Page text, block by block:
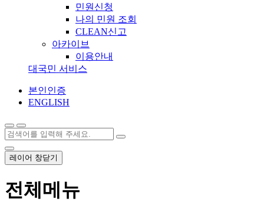
민원신청
나의 민원 조회
CLEAN신고
아카이브
이용안내
대국민 서비스
본인인증
ENGLISH
레이어 창닫기
전체메뉴